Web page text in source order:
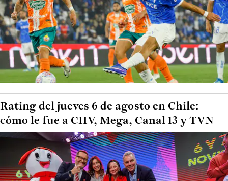
Rating del jueves 6 de agosto en Chile:
cómo le fue a CHV, Mega, Canal 13 y TVN